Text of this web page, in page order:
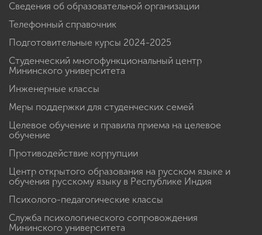
Сведения об образовательной организации
Телефонный справочник
Подготовительные курсы 2024-2025
Студенческий многофункциональный центр
Мининского университета
Инженерные классы
Меры поддержки для студенческих семей
Целевое обучение и правила приема на целевое
обучение
Противодействие коррупции
Центр открытого образования на русском языке и
обучения русскому языку в Республике Индия
Психолого-педагогические классы
Служба психологического сопровождения
Мининского университета